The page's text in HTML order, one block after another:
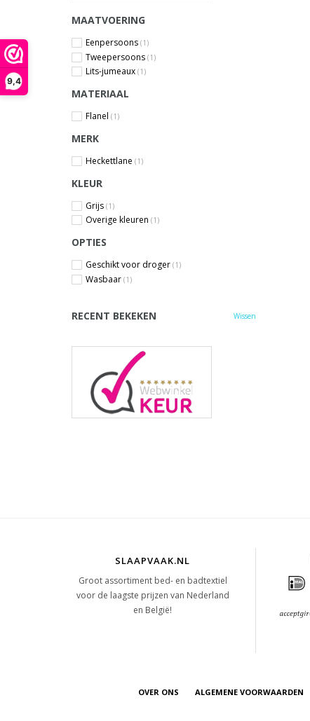
9,4
MAATVOERING
Eenpersoons (1)
Tweepersoons (1)
Lits-jumeaux (1)
MATERIAAL
Flanel (1)
MERK
Heckettlane (1)
KLEUR
Grijs (1)
Overige kleuren (1)
OPTIES
Geschikt voor droger (1)
Wasbaar (1)
RECENT BEKEKEN Wissen
SLAAPVAAK.NL
Groot assortiment bed- en badtextiel
voor de laagste prijzen van Nederland
en België!
OVER ONS ALGEMENE VOORWAARDEN